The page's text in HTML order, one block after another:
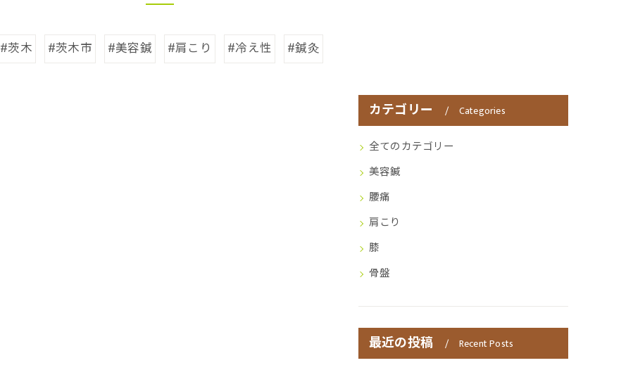
#茨木 #茨木市 #美容鍼 #肩こり #冷え性 #鍼灸
カテゴリー Categories
全てのカテゴリー
美容鍼
腰痛
肩こり
膝
骨盤
最近の投稿 Recent Posts